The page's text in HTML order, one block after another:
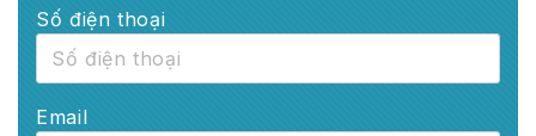
Số điện thoại
Email